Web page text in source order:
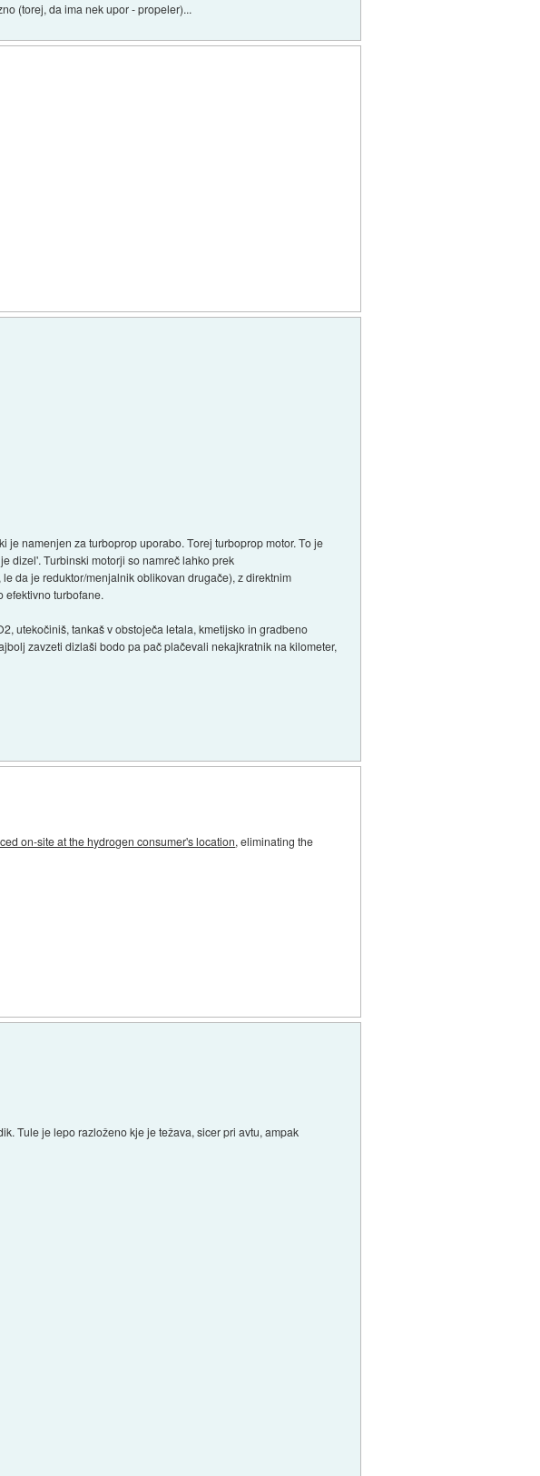
(torej, da ima nek upor - propeler)...
je namenjen za turboprop uporabo. Torej turboprop motor. To je
dizel'. Turbinski motorji so namreč lahko prek
da je reduktor/menjalnik oblikovan drugače), z direktnim
efektivno turbofane.
utekočiniš, tankaš v obstoječa letala, kmetijsko in gradbeno
zavzeti dizlaši bodo pa pač plačevali nekajkratnik na kilometer,
on-site at the hydrogen consumer's location, eliminating the
Tule je lepo razloženo kje je težava, sicer pri avtu, ampak